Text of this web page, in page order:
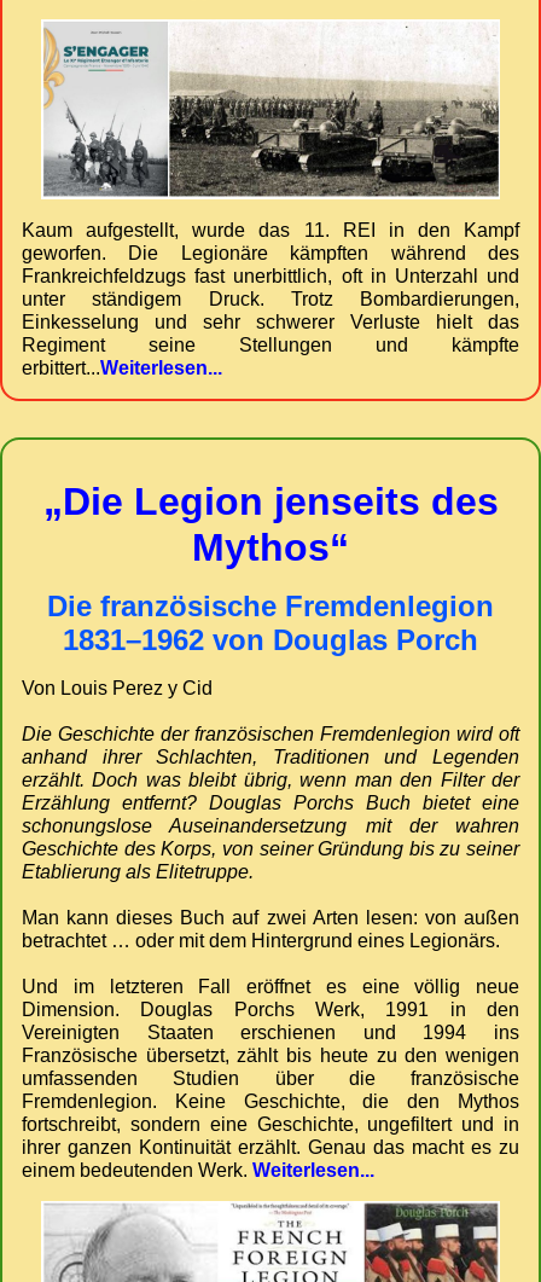
Kaum aufgestellt, wurde das 11. REI in den Kampf
geworfen. Die Legionäre kämpften während des
Frankreichfeldzugs fast unerbittlich, oft in Unterzahl und
unter ständigem Druck. Trotz Bombardierungen,
Einkesselung und sehr schwerer Verluste hielt das
Regiment seine Stellungen und kämpfte
erbittert...Weiterlesen...
„Die Legion jenseits des
Mythos“
Die französische Fremdenlegion
1831–1962 von Douglas Porch
Von Louis Perez y Cid
Die Geschichte der französischen Fremdenlegion wird oft
anhand ihrer Schlachten, Traditionen und Legenden
erzählt. Doch was bleibt übrig, wenn man den Filter der
Erzählung entfernt? Douglas Porchs Buch bietet eine
schonungslose Auseinandersetzung mit der wahren
Geschichte des Korps, von seiner Gründung bis zu seiner
Etablierung als Elitetruppe.
Man kann dieses Buch auf zwei Arten lesen: von außen
betrachtet … oder mit dem Hintergrund eines Legionärs.
Und im letzteren Fall eröffnet es eine völlig neue
Dimension. Douglas Porchs Werk, 1991 in den
Vereinigten Staaten erschienen und 1994 ins
Französische übersetzt, zählt bis heute zu den wenigen
umfassenden Studien über die französische
Fremdenlegion. Keine Geschichte, die den Mythos
fortschreibt, sondern eine Geschichte, ungefiltert und in
ihrer ganzen Kontinuität erzählt. Genau das macht es zu
einem bedeutenden Werk. Weiterlesen...